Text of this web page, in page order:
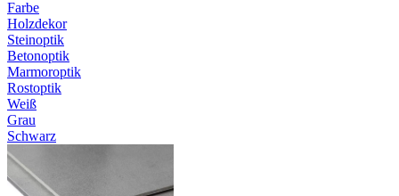
Farbe
Holzdekor
Steinoptik
Betonoptik
Marmoroptik
Rostoptik
Weiß
Grau
Schwarz